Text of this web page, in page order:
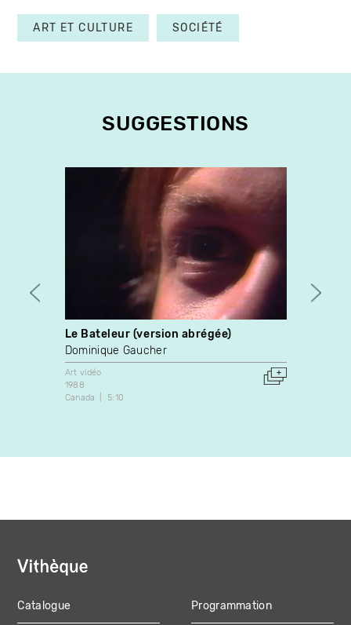
ART ET CULTURE SOCIÉTÉ
SUGGESTIONS
Le Bateleur (version abrégée)
Dominique Gaucher
Art vidéo
1988
Canada
5:10
Catalogue Programmation